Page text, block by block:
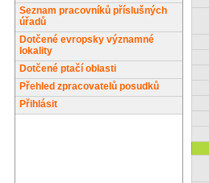
Seznam pracovníků příslušných
úřadů
Dotčené evropsky významné
lokality
Dotčené ptačí oblasti
Přehled zpracovatelů posudků
Přihlásit